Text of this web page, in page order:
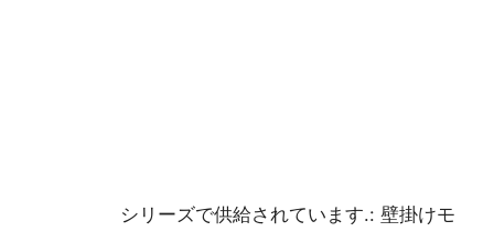
シリーズで供給されています.: 壁掛けモ